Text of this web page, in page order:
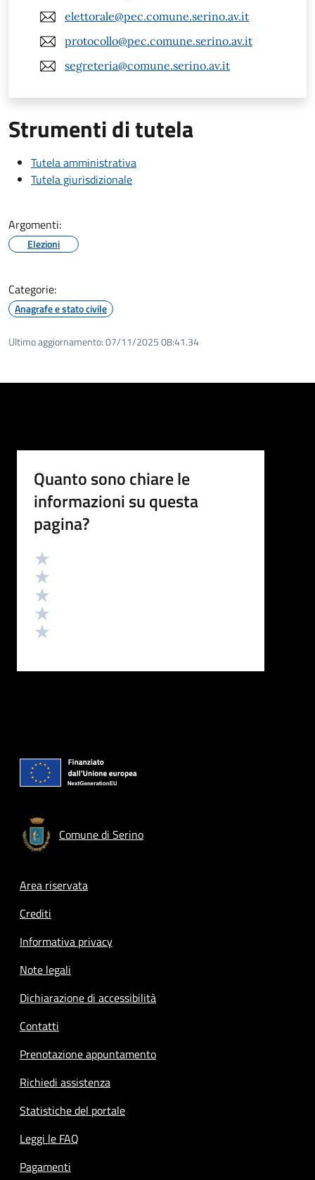
elettorale@pec.comune.serino.av.it
protocollo@pec.comune.serino.av.it
segreteria@comune.serino.av.it
Strumenti di tutela
Tutela amministrativa
Tutela giurisdizionale
Argomenti:
Elezioni
Categorie:
Anagrafe e stato civile
Ultimo aggiornamento:07/11/2025 08:41.34
Quanto sono chiare le
informazioni su questa
pagina?
Valutazione
Comune di Serino
Footer menu
Area riservata
Crediti
Informativa privacy
Note legali
Dichiarazione di accessibilità
Contatti
Prenotazione appuntamento
Richiedi assistenza
Statistiche del portale
Leggi le FAQ
Pagamenti